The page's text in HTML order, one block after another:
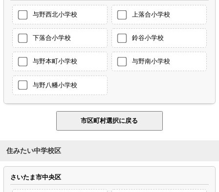
与野西北小学校 上落合小学校
下落合小学校 鈴谷小学校
与野本町小学校 与野南小学校
与野八幡小学校
住みたい中学校区
さいたま市中央区